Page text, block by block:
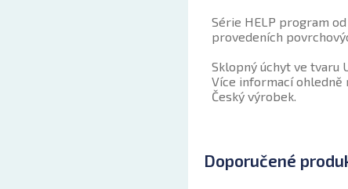
Série HELP program
provedeních
Sklopný úchyt ve tvaru
Více informací
Český výrobek.
Doporučené